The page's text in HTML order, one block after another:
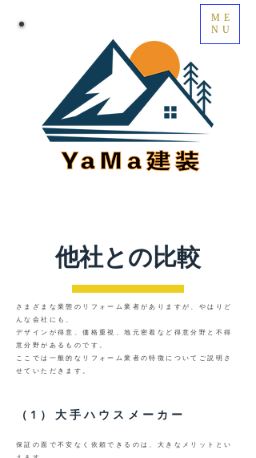
ME
NU
他社との比較
さまざまな業態のリフォーム業者がありますが、やはりど
んな会社にも、
デザインが得意、価格重視、地元密着など得意分野と不得
意分野があるものです。
ここでは一般的なリフォーム業者の特徴についてご説明さ
せていただきます。
（1）大手ハウスメーカー
保証の面で不安なく依頼できるのは、大きなメリットとい